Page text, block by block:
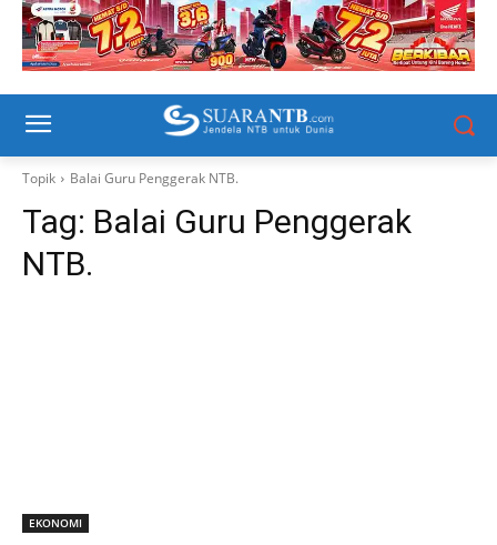
Topik Balai Guru Penggerak NTB.
Tag: Balai Guru Penggerak
NTB.
EKONOMI